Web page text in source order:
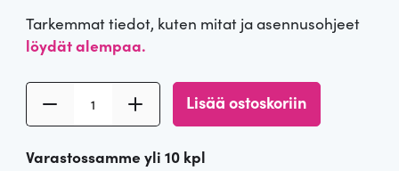
h
t
a
:
Tarkemmat tiedot, kuten mitat ja asennusohjeet
löydät alempaa.
n
Lisää ostoskoriin
Varastossamme yli 10 kpl